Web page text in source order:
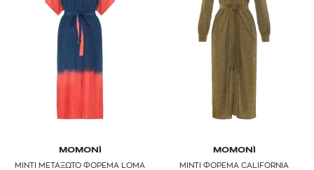
MOMONÌ
ΜΙΝΤΙ ΜΕΤΑΞΩΤΟ ΦΟΡΕΜΑ LOMA
MOMONÌ
ΜΙΝΤΙ ΦΟΡΕΜΑ CALIFORNIA